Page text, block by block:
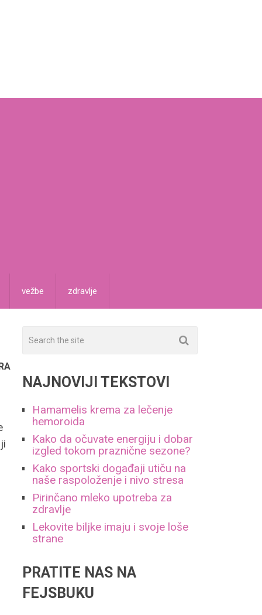
vežbe zdravlje
NAJNOVIJI TEKSTOVI
Hamamelis krema za lečenje
hemoroida
Kako da očuvate energiju i dobar
izgled tokom praznične sezone?
Kako sportski događaji utiču na
naše raspoloženje i nivo stresa
Pirinčano mleko upotreba za
zdravlje
Lekovite biljke imaju i svoje loše
strane
PRATITE NAS NA
FEJSBUKU